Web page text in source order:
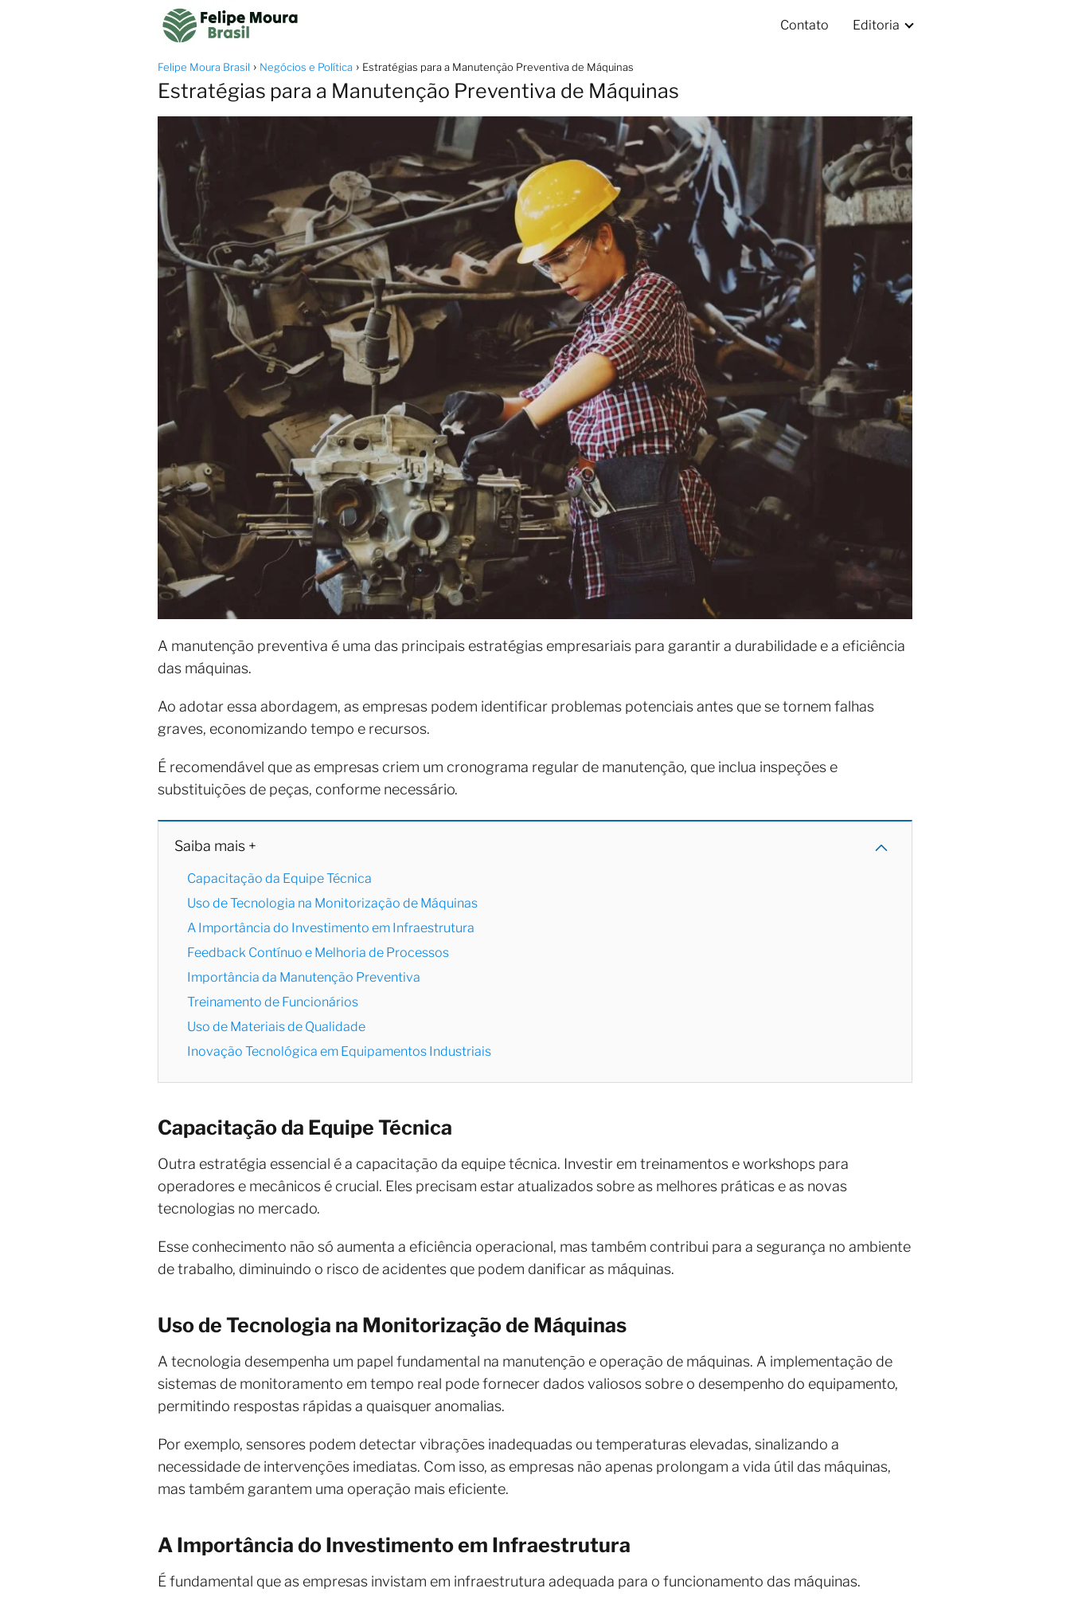
Contato Editoria
Felipe Moura Brasil Negócios e Política Estratégias para a Manutenção Preventiva de Máquinas
Estratégias para a Manutenção Preventiva de Máquinas
A manutenção preventiva é uma das principais estratégias empresariais para garantir a durabilidade e a eficiência
das máquinas.
Ao adotar essa abordagem, as empresas podem identificar problemas potenciais antes que se tornem falhas
graves, economizando tempo e recursos.
É recomendável que as empresas criem um cronograma regular de manutenção, que inclua inspeções e
substituições de peças, conforme necessário.
Saiba mais +
Capacitação da Equipe Técnica
Uso de Tecnologia na Monitorização de Máquinas
A Importância do Investimento em Infraestrutura
Feedback Contínuo e Melhoria de Processos
Importância da Manutenção Preventiva
Treinamento de Funcionários
Uso de Materiais de Qualidade
Inovação Tecnológica em Equipamentos Industriais
Capacitação da Equipe Técnica
Outra estratégia essencial é a capacitação da equipe técnica. Investir em treinamentos e workshops para
operadores e mecânicos é crucial. Eles precisam estar atualizados sobre as melhores práticas e as novas
tecnologias no mercado.
Esse conhecimento não só aumenta a eficiência operacional, mas também contribui para a segurança no ambiente
de trabalho, diminuindo o risco de acidentes que podem danificar as máquinas.
Uso de Tecnologia na Monitorização de Máquinas
A tecnologia desempenha um papel fundamental na manutenção e operação de máquinas. A implementação de
sistemas de monitoramento em tempo real pode fornecer dados valiosos sobre o desempenho do equipamento,
permitindo respostas rápidas a quaisquer anomalias.
Por exemplo, sensores podem detectar vibrações inadequadas ou temperaturas elevadas, sinalizando a
necessidade de intervenções imediatas. Com isso, as empresas não apenas prolongam a vida útil das máquinas,
mas também garantem uma operação mais eficiente.
A Importância do Investimento em Infraestrutura
É fundamental que as empresas invistam em infraestrutura adequada para o funcionamento das máquinas.